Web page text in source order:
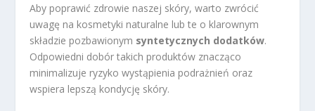
Aby poprawić zdrowie naszej skóry, warto zwrócić
uwagę na kosmetyki naturalne lub te o klarownym
składzie pozbawionym syntetycznych dodatków.
Odpowiedni dobór takich produktów znacząco
minimalizuje ryzyko wystąpienia podrażnień oraz
wspiera lepszą kondycję skóry.